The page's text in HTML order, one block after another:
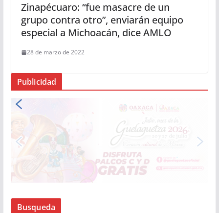
Zinapécuaro: “fue masacre de un
grupo contra otro”, enviarán equipo
especial a Michoacán, dice AMLO
28 de marzo de 2022
Publicidad
Busqueda